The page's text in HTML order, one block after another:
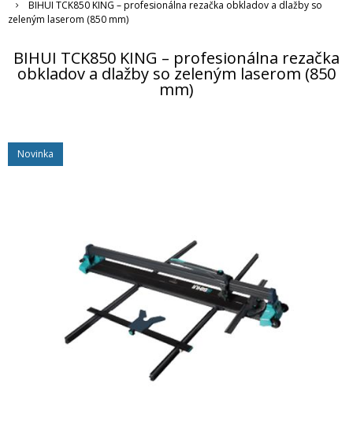
BIHUI TCK850 KING – profesionálna rezačka obkladov a dlažby so
zeleným laserom (850 mm)
BIHUI TCK850 KING – profesionálna rezačka
obkladov a dlažby so zeleným laserom (850
mm)
Novinka